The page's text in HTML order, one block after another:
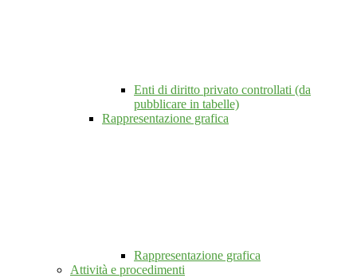
Enti di diritto privato controllati (da
pubblicare in tabelle)
Rappresentazione grafica
Rappresentazione grafica
Attività e procedimenti